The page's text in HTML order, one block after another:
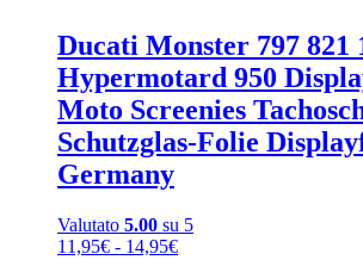
Ducati Monster 797 821
Hypermotard 950
Moto Screenies
Schutzglas-Folie
Germany
Valutato 5.00 su 5
11,95€ - 14,95€Fascia